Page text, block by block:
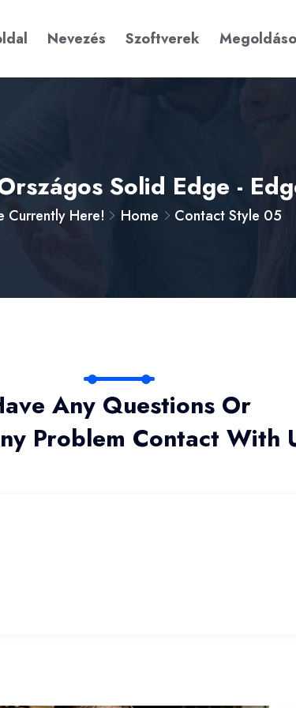
Nevezés Szoftverek
Solid Edge -
Currently Here! Home Contact Style 05
Any Questions Or
Problem Contact With